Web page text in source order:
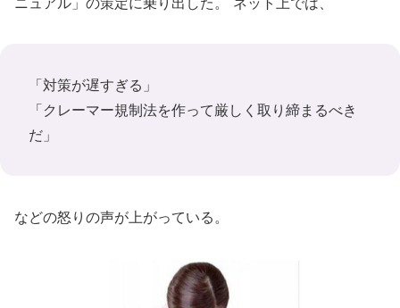
「対策が遅すぎる」
「クレーマー規制法を作って厳しく取り締まるべき
だ」
などの怒りの声が上がっている。